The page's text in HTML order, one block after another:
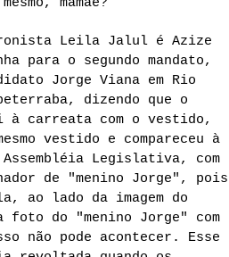
Leila Jalul é Azize
para o segundo mandato,
Jorge Viana em Rio
dizendo que o
à carreata com o vestido,
vestido e compareceu à
Legislativa, com
de "menino Jorge", pois
ao lado da imagem do
foto do "menino Jorge" com
não pode acontecer. Esse